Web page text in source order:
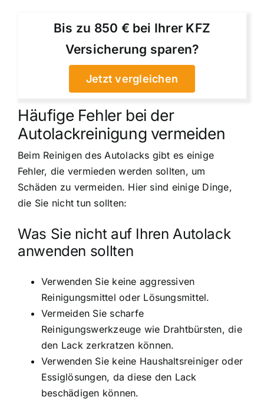
Bis zu 850 € bei Ihrer KFZ
Versicherung sparen?
Jetzt vergleichen
Häufige Fehler bei der
Autolackreinigung vermeiden
Beim Reinigen des Autolacks gibt es einige
Fehler, die vermieden werden sollten, um
Schäden zu vermeiden. Hier sind einige Dinge,
die Sie nicht tun sollten:
Was Sie nicht auf Ihren Autolack
anwenden sollten
Verwenden Sie keine aggressiven
Reinigungsmittel oder Lösungsmittel.
Vermeiden Sie scharfe
Reinigungswerkzeuge wie Drahtbürsten, die
den Lack zerkratzen können.
Verwenden Sie keine Haushaltsreiniger oder
Essiglösungen, da diese den Lack
beschädigen können.